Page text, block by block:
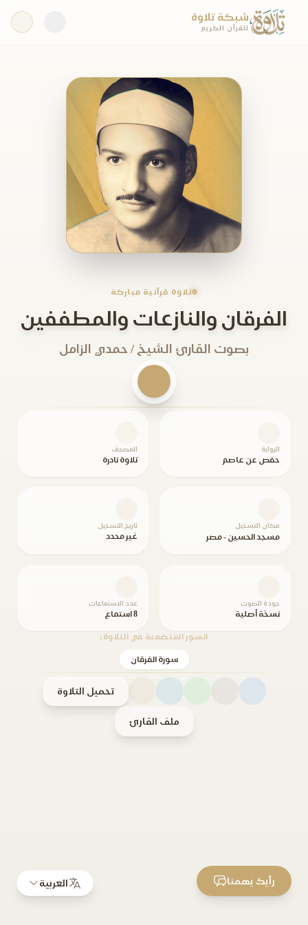
شبكة تلاوة
للقرآن الكريم
تلاوة قرآنية مباركة
الفرقان والنازعات والمطففين
بصوت القارئ الشيخ / حمدي الزامل
الرواية
حفص عن عاصم
المصحف
تلاوة نادرة
مكان التسجيل
مسجد الحسين - مصر
تاريخ التسجيل
غير محدد
جودة الصوت
نسخة أصلية
عدد الاستماعات
8 استماع
السور المتضمنة في التلاوة:
سورة الفرقان
تحميل التلاوة
ملف القارئ
العربية رأيك يهمنا